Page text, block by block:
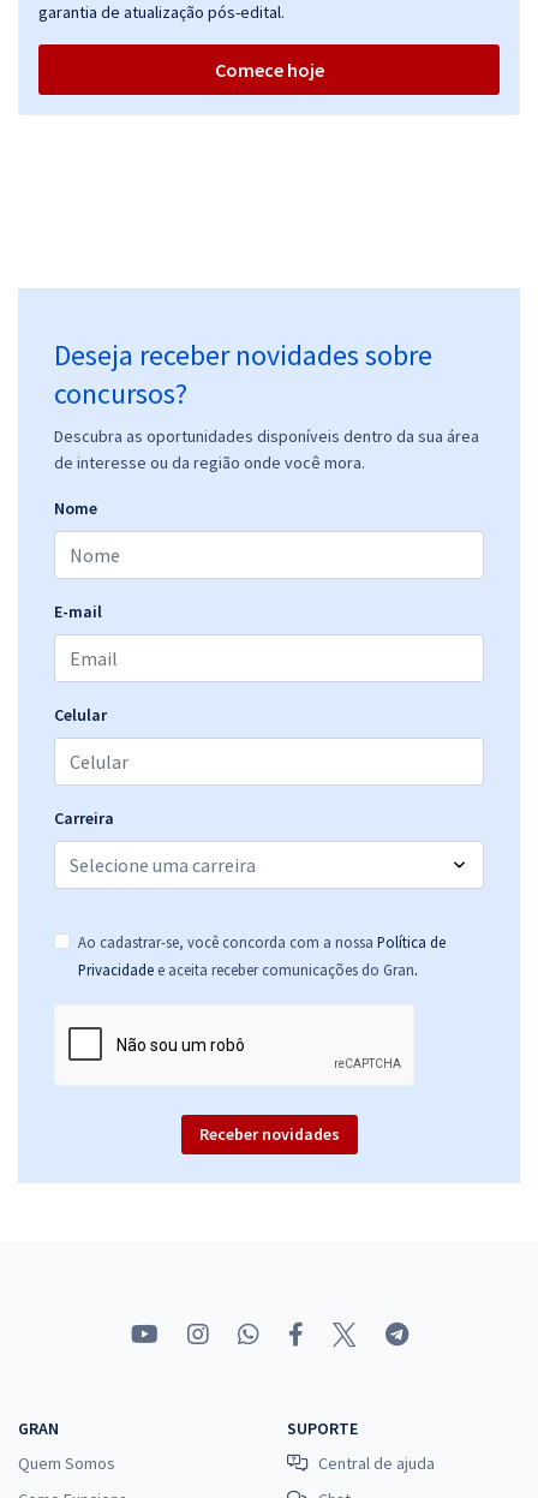
garantia de atualização pós-edital.
Comece hoje
Deseja receber novidades sobre
concursos?
Descubra as oportunidades disponíveis dentro da sua área
de interesse ou da região onde você mora.
Nome
E-mail
Celular
Carreira
Ao cadastrar-se, você concorda com a nossa Política de
Privacidade e aceita receber comunicações do Gran.
Receber novidades
GRAN
Quem Somos
SUPORTE
Central de ajuda